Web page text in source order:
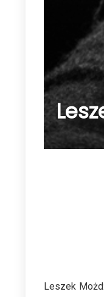
Leszek